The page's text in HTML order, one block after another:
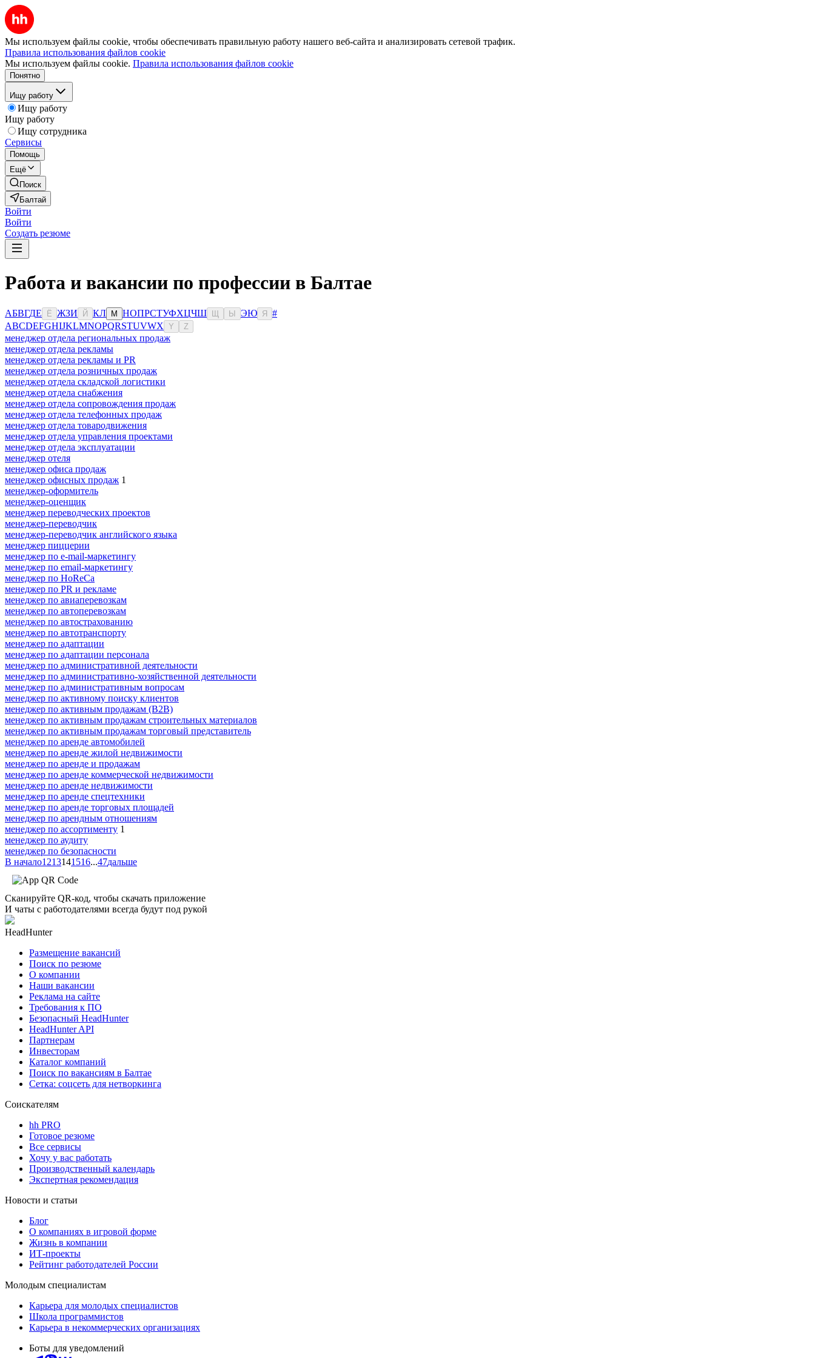
Мы используем файлы cookie, чтобы обеспечивать правильную работу нашего веб-сайта и анализировать сетевой трафик.
Правила использования файлов cookie
Мы используем файлы cookie. Правила использования файлов cookie
Понятно
Ищу работу
Ищу работу
Ищу работу
Ищу сотрудника
Сервисы
Помощь
Ещё
Поиск
Балтай
Войти
Войти
Создать резюме
Работа и вакансии по профессии в Балтае
АБВГДЕ Ё ЖЗИ Й КЛ М НОПРСТУФХЦЧШ Ы ЭЮ Я
#
ABCDEFGHIJKLMNOPQRSTUVWX Y Z
менеджер отдела региональных продаж
менеджер отдела рекламы
менеджер отдела рекламы и PR
менеджер отдела розничных продаж
менеджер отдела складской логистики
менеджер отдела снабжения
менеджер отдела сопровождения продаж
менеджер отдела телефонных продаж
менеджер отдела товародвижения
менеджер отдела управления проектами
менеджер отдела эксплуатации
менеджер отеля
менеджер офиса продаж
менеджер офисных продаж 1
менеджер-оформитель
менеджер-оценщик
менеджер переводческих проектов
менеджер-переводчик
менеджер-переводчик английского языка
менеджер пиццерии
менеджер по e-mail-маркетингу
менеджер по email-маркетингу
менеджер по HoReCa
менеджер по PR и рекламе
менеджер по авиаперевозкам
менеджер по автоперевозкам
менеджер по автострахованию
менеджер по автотранспорту
менеджер по адаптации
менеджер по адаптации персонала
менеджер по административной деятельности
менеджер по административно-хозяйственной деятельности
менеджер по административным вопросам
менеджер по активному поиску клиентов
менеджер по активным продажам (B2B)
менеджер по активным продажам строительных материалов
менеджер по активным продажам торговый представитель
менеджер по аренде автомобилей
менеджер по аренде жилой недвижимости
менеджер по аренде и продажам
менеджер по аренде коммерческой недвижимости
менеджер по аренде недвижимости
менеджер по аренде спецтехники
менеджер по аренде торговых площадей
менеджер по арендным отношениям
менеджер по ассортименту 1
менеджер по аудиту
менеджер по безопасности
В начало1213141516...47дальше
Сканируйте QR-код, чтобы скачать приложение
И чаты с работодателями всегда будут под рукой
HeadHunter
Размещение вакансий
Поиск по резюме
О компании
Наши вакансии
Реклама на сайте
Требования к ПО
Безопасный HeadHunter
HeadHunter API
Партнерам
Инвесторам
Каталог компаний
Поиск по вакансиям в Балтае
Сетка: соцсеть для нетворкинга
Соискателям
hh PRO
Готовое резюме
Все сервисы
Хочу у вас работать
Производственный календарь
Экспертная рекомендация
Новости и статьи
Блог
О компаниях в игровой форме
Жизнь в компании
ИТ-проекты
Рейтинг работодателей России
Молодым специалистам
Карьера для молодых специалистов
Школа программистов
Карьера в некоммерческих организациях
Боты для уведомлений